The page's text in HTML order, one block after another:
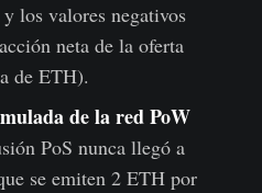
los valores negativos
neta de la oferta
de ETH).
de la red PoW
PoS nunca llegó a
se emiten 2 ETH por